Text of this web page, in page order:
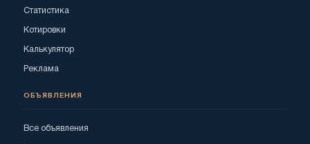
Статистика
Котировки
Калькулятор
Реклама
ОБЪЯВЛЕНИЯ
Все объявления